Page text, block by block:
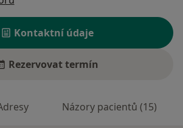
Kontaktní údaje
Rezervovat termín
Názory pacientů (15)